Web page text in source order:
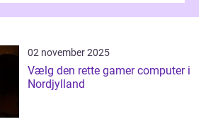
02 november 2025
Vælg den rette gamer computer i
Nordjylland